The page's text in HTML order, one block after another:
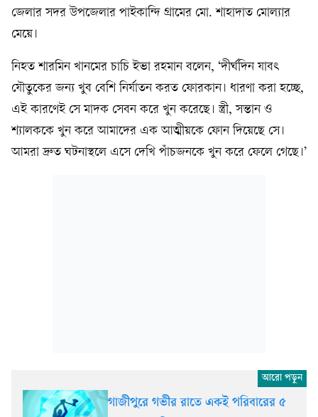
জেলার সদর উপজেলার পাইকান্দি গ্রামের মো. শাহাদাত মোল্যার
মেয়ে।
নিহত শারমিন খানমের চাচি ইভা রহমান বলেন, ‘দীর্ঘদিন যাবৎ
যৌতুকের জন্য খুব বেশি নির্যাতন করত ফোরকান। ধারণা করা হচ্ছে,
এই কারণেই সে মাদক সেবন করে খুন করেছে। স্ত্রী, সন্তান ও
শ্যালককে খুন করে আমাদের এক আত্মীয়কে ফোন দিয়েছে সে।
আমরা দ্রুত ঘটনাস্থলে এসে দেখি পাঁচজনকে খুন করে ফেলে গেছে।’
গাজীপুরে গভীর রাতে একই পরিবারের ৫